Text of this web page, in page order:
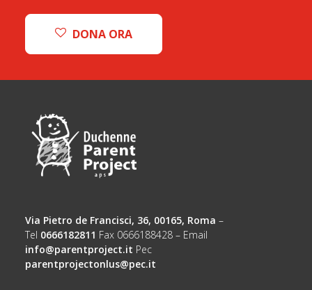
DONA ORA
Via Pietro de Francisci, 36, 00165, Roma –
Tel 0666182811 Fax 0666188428 – Email
info@parentproject.it Pec
parentprojectonlus@pec.it